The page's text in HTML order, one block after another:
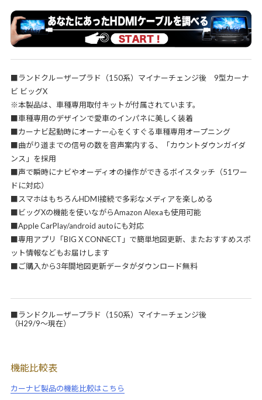
■ランドクルーザープラド（150系）マイナーチェンジ後 9型カーナ
ビ ビッグX
※本製品は、車種専用取付キットが付属されています。
■車種専用のデザインで愛車のインパネに美しく装着
■カーナビ起動時にオーナー心をくすぐる車種専用オープニング
■曲がり道までの信号の数を音声案内する、「カウントダウンガイダ
ンス」を採用
■声で瞬時にナビやオーディオの操作ができるボイスタッチ（51ワー
ドに対応）
■スマホはもちろんHDMI接続で多彩なメディアを楽しめる
■ビッグXの機能を使いながらAmazon Alexaも使用可能
■Apple CarPlay/android autoにも対応
■専用アプリ「BIG X CONNECT」で簡単地図更新、またおすすめスポ
ット情報などもお届けします
■ご購入から3年間地図更新データがダウンロード無料
■ランドクルーザープラド（150系）マイナーチェンジ後
（H29/9～現在）
機能比較表
カーナビ製品の機能比較はこちら